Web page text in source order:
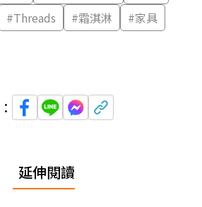
#Threads #霜淇淋 #家具
延伸閱讀